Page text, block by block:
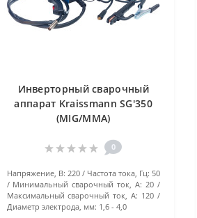
Инверторный сварочный
аппарат Kraissmann SG'350
(MIG/MMA)
0
Напряжение, В: 220 Частота тока, Гц: 50
Минимальный сварочный ток, А: 20
Максимальный сварочный ток, А: 120
Диаметр электрода, мм: 1,6 - 4,0